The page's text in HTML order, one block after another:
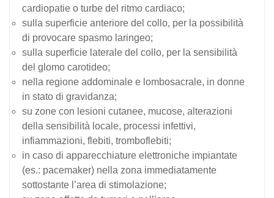
cardiopatie o turbe del ritmo cardiaco;
sulla superficie anteriore del collo, per la possibilità
di provocare spasmo laringeo;
sulla superficie laterale del collo, per la sensibilità
del glomo carotideo;
nella regione addominale e lombosacrale, in donne
in stato di gravidanza;
su zone con lesioni cutanee, mucose, alterazioni
della sensibilità locale, processi infettivi,
infiammazioni, flebiti, tromboflebiti;
in caso di apparecchiature elettroniche impiantate
(es.: pacemaker) nella zona immediatamente
sottostante l’area di stimolazione;